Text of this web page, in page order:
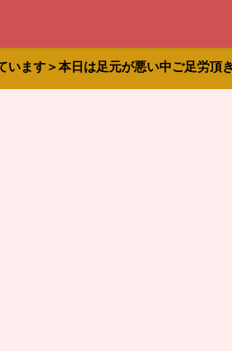
ます＞本日は足元が悪い中ご足労頂